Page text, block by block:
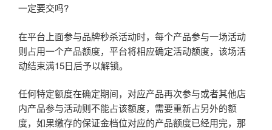
一定要交吗?
在平台上面参与品牌秒杀活动时，每个产品参与一场活动
则占用一个产品额度，平台将相应确定活动额度，该场活
动结束满15日后予以解锁。
任何特定额度在确定期间，对应产品再次参与或者其他店
内产品参与活动则不能占该额度，需要重新占另外的额
度，如果缴存的保证金档位对应的产品额度已经用完，那